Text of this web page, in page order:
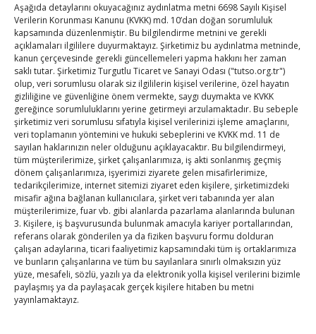
Aşağıda detaylarını okuyacağınız aydınlatma metni 6698 Sayılı Kişisel
Verilerin Korunması Kanunu (KVKK) md. 10’dan doğan sorumluluk
kapsamında düzenlenmiştir. Bu bilgilendirme metnini ve gerekli
açıklamaları ilgililere duyurmaktayız. Şirketimiz bu aydınlatma metninde,
kanun çerçevesinde gerekli güncellemeleri yapma hakkını her zaman
saklı tutar. Şirketimiz Turgutlu Ticaret ve Sanayi Odası ("tutso.org.tr")
olup, veri sorumlusu olarak siz ilgililerin kişisel verilerine, özel hayatın
gizliliğine ve güvenliğine önem vermekte, saygı duymakta ve KVKK
gereğince sorumluluklarını yerine getirmeyi arzulamaktadır. Bu sebeple
şirketimiz veri sorumlusu sıfatıyla kişisel verilerinizi işleme amaçlarını,
veri toplamanın yöntemini ve hukuki sebeplerini ve KVKK md. 11 de
sayılan haklarınızın neler olduğunu açıklayacaktır. Bu bilgilendirmeyi,
tüm müşterilerimize, şirket çalışanlarımıza, iş akti sonlanmış geçmiş
dönem çalışanlarımıza, işyerimizi ziyarete gelen misafirlerimize,
tedarikçilerimize, internet sitemizi ziyaret eden kişilere, şirketimizdeki
misafir ağına bağlanan kullanıcılara, şirket veri tabanında yer alan
müşterilerimize, fuar vb. gibi alanlarda pazarlama alanlarında bulunan
3. Kişilere, iş başvurusunda bulunmak amacıyla kariyer portallarından,
referans olarak gönderilen ya da fiziken başvuru formu dolduran
çalışan adaylarına, ticari faaliyetimiz kapsamındaki tüm iş ortaklarımıza
ve bunların çalışanlarına ve tüm bu sayılanlara sınırlı olmaksızın yüz
yüze, mesafeli, sözlü, yazılı ya da elektronik yolla kişisel verilerini bizimle
paylaşmış ya da paylaşacak gerçek kişilere hitaben bu metni
yayınlamaktayız.
Kahramanmaraş Ticaret ve Sanayi Odası’nın yeni
binası hizmete açıldı
By TUTSOon Ağu 5, 2026
Diren ailesine taziye ziyareti
ByTUTSOon Ağu 4, 2026
Hisarcıklıoğlu, Ardahan Üniversitesi Rektörü Prof. Dr.
Emiroğlu’nu kabul etti
ByTUTSOon Ağu 4, 2026
Hisarcıklıoğlu Muğla İl/İlçe Oda / Borsa Meclis Üyeleri
ile buluştu
ByTUTSOon Ağu 2, 2026
Hisarcıklıoğlu Muğla Ticaret Borsası’nı ziyaret etti